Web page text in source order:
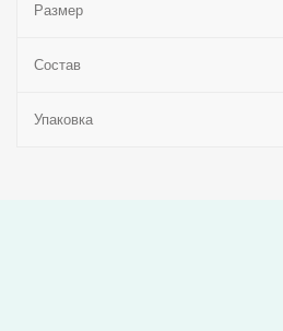
Размер
Состав
Упаковка